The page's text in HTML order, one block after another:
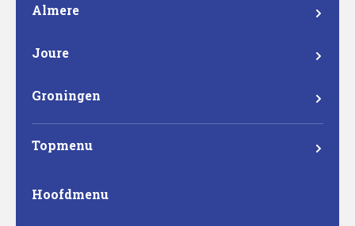
8042 PD Zwolle
Almere
1317 NZ Almere
Joure
8501 XC Joure
Groningen
Hoofdmenu
Topmenu